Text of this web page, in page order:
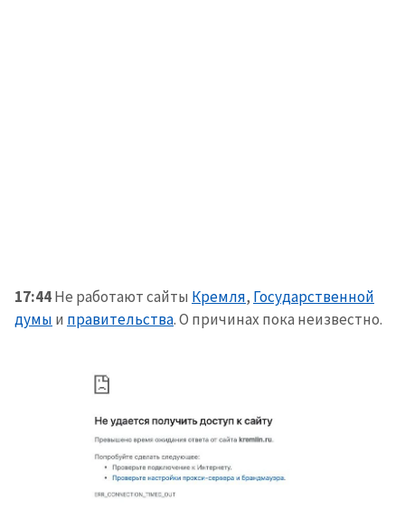
17:44Не работают сайты Кремля, Государственной
думы и правительства. О причинах пока неизвестно.